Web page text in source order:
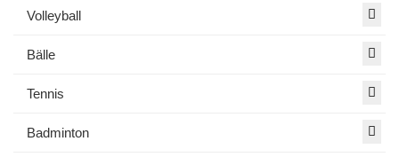
Volleyball
Bälle
Tennis
Badminton